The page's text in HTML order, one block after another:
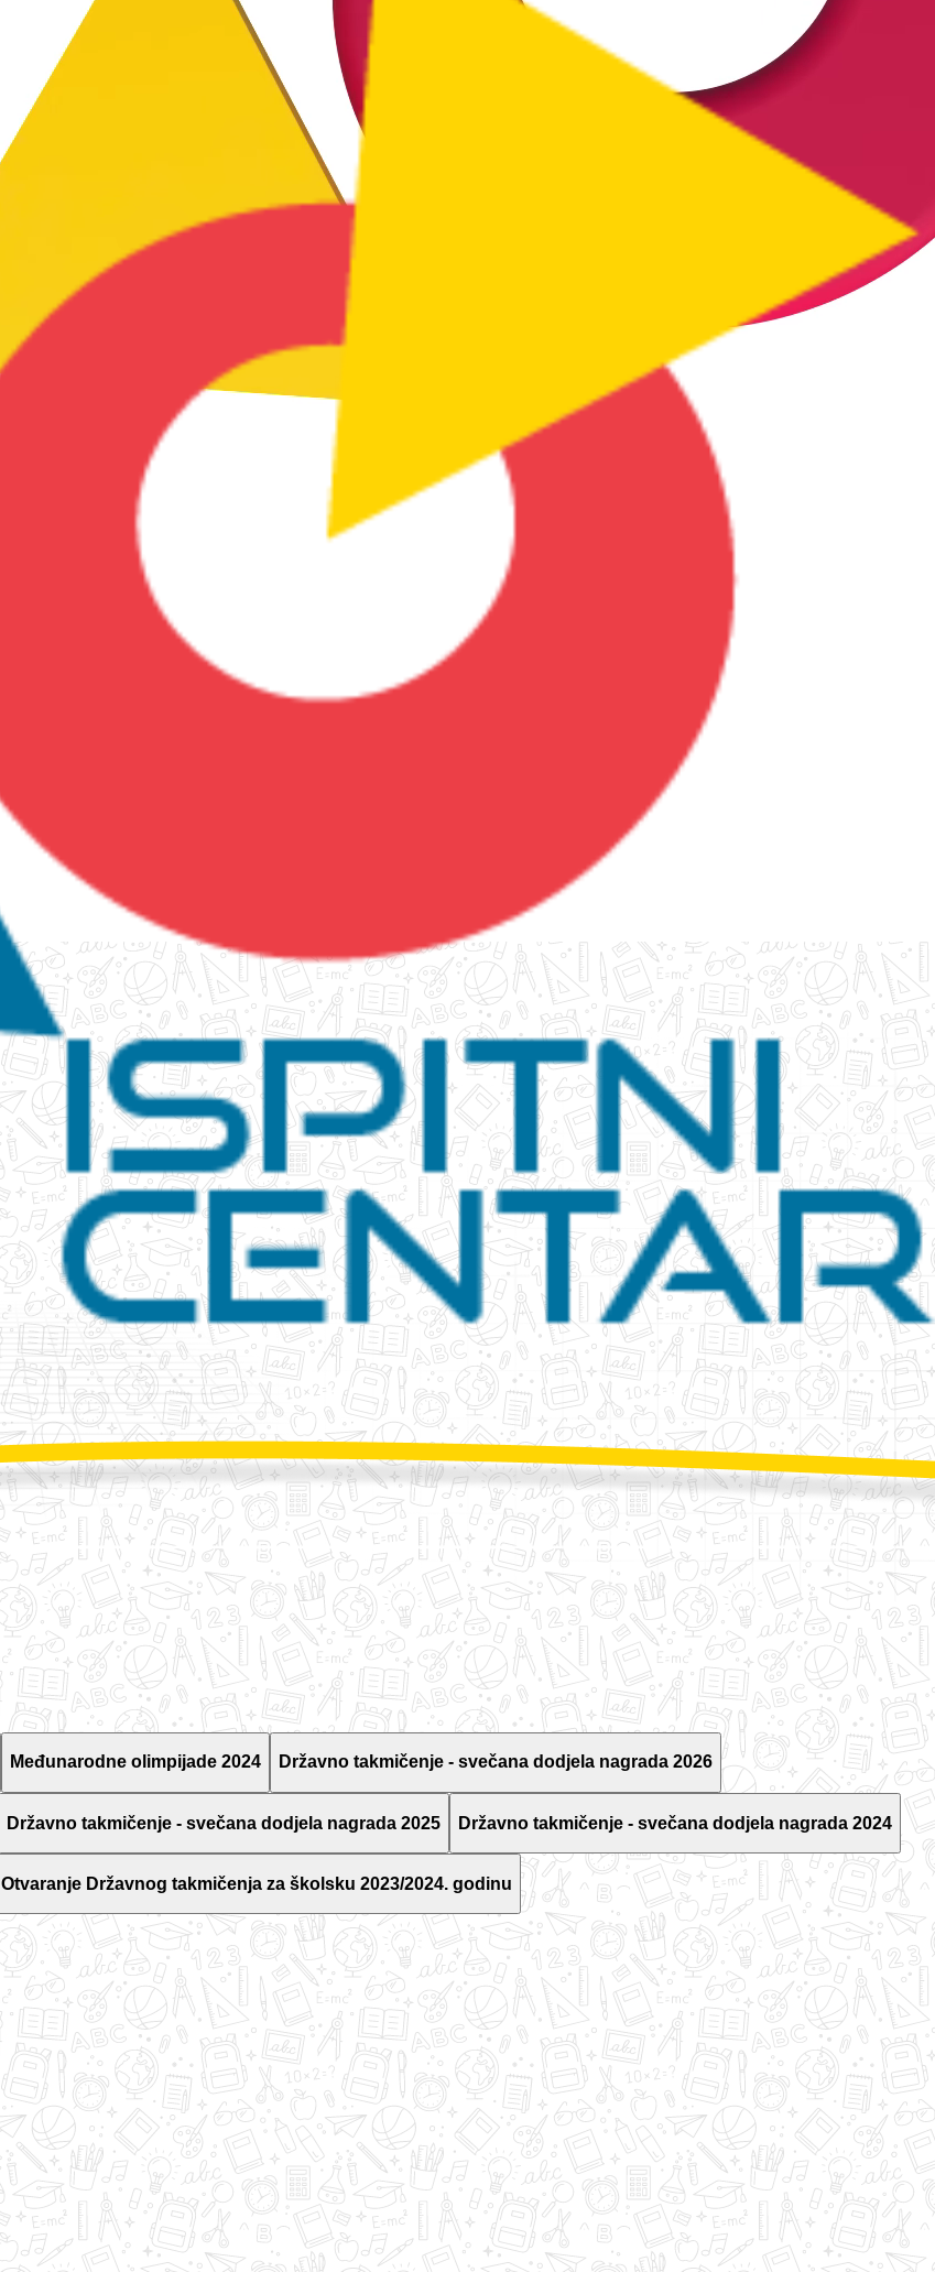
Međunarodne olimpijade 2024 Državno takmičenje - svečana dodjela nagrada 2026
Državno takmičenje - svečana dodjela nagrada 2025 Državno takmičenje - svečana dodjela nagrada 2024
Otvaranje Državnog takmičenja za školsku 2023/2024. godinu